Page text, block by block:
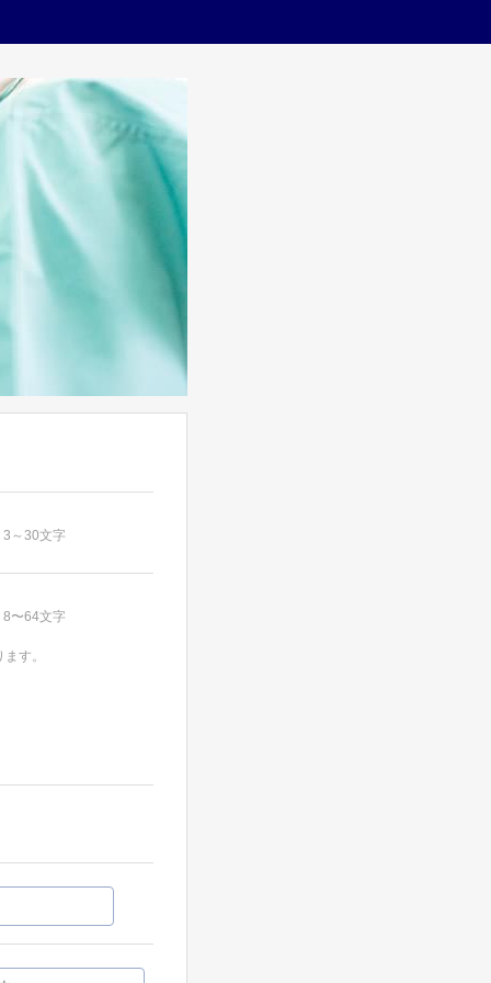
～30文字
〜64文字
す。